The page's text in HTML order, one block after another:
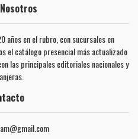
años en el rubro, con sucursales en
el catálogo presencial más actualizado
las principales editoriales nacionales y